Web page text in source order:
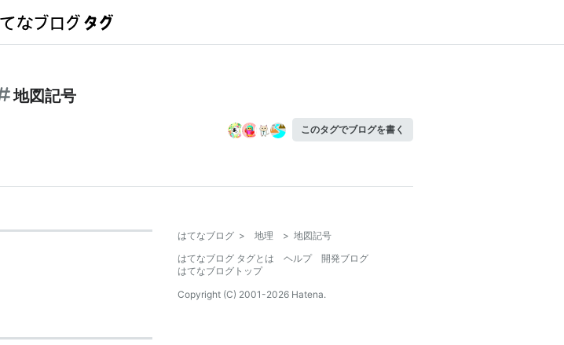
地図記号
このタグでブログを書く
はてなブログ > 地理 > 地図記号
はてなブログ タグとは
ヘルプ
開発ブログ
はてなブログトップ
Copyright (C) 2001-2026 Hatena.